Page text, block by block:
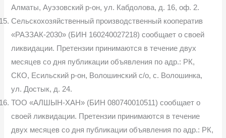
Алматы, Ауэзовский р-он, ул. Кабдолова, д. 16, оф. 2.
Сельскохозяйственный производственный кооператив
«РАЗЗАК-2030» (БИН 160240027218) сообщает о своей
ликвидации. Претензии принимаются в течение двух
месяцев со дня публикации объявления по адр.: РК,
СКО, Есильский р-он, Волошинский с/о, с. Волошинка,
ул. Достык, д. 24.
ТОО «АЛШЫН-ХАН» (БИН 080740010511) сообщает о
своей ликвидации. Претензии принимаются в течение
двух месяцев со дня публикации объявления по адр.: РК,